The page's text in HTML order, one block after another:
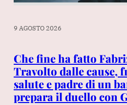
9 AGOSTO 2026
Che fine ha fatto
Travolto dalle cause,
salute e padre di un
prepara il duello con